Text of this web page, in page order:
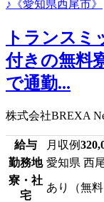
トランスミ
付きの無料
で通勤...
株式会社BREXA
給与 月収例
勤務地 愛知県 西
寮・社
宅
あり（無料